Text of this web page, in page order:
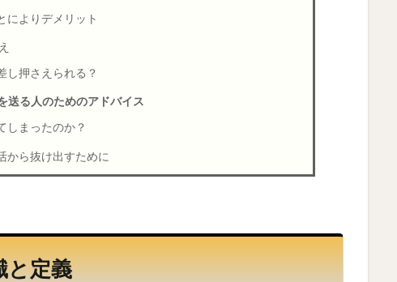
によりデメリット
し押さえられる？
送る人のためのアドバイス
しまったのか？
から抜け出すために
と定義